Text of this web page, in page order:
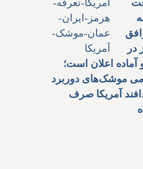
در
آماده اعلان است؛
موشک‌های دوربرد
پدافند آمریکا صرف